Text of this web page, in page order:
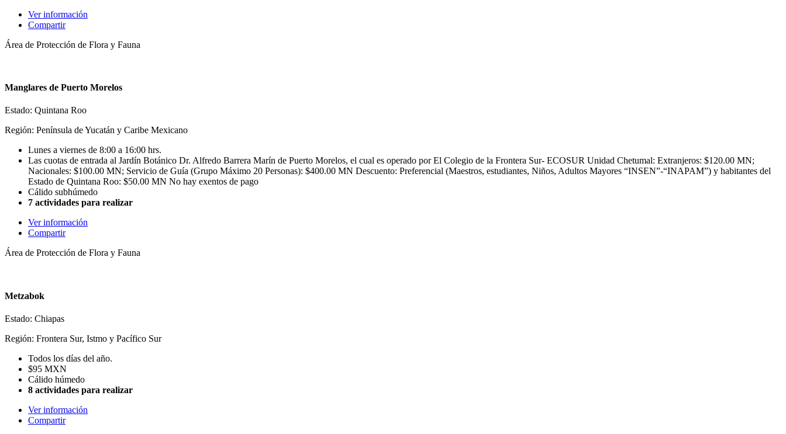
Ver información
Compartir
Área de Protección de Flora y Fauna
Manglares de Puerto Morelos
Estado: Quintana Roo
Región: Península de Yucatán y Caribe Mexicano
Lunes a viernes de 8:00 a 16:00 hrs.
Las cuotas de entrada al Jardín Botánico Dr. Alfredo Barrera Marín de Puerto Morelos, el cual es operado por El Colegio de la Frontera Sur- ECOSUR Unidad Chetumal: Extranjeros: $120.00 MN;
Nacionales: $100.00 MN; Servicio de Guía (Grupo Máximo 20 Personas): $400.00 MN Descuento: Preferencial (Maestros, estudiantes, Niños, Adultos Mayores “INSEN”-“INAPAM”) y habitantes del
Estado de Quintana Roo: $50.00 MN No hay exentos de pago
Cálido subhúmedo
7 actividades para realizar
Ver información
Compartir
Área de Protección de Flora y Fauna
Metzabok
Estado: Chiapas
Región: Frontera Sur, Istmo y Pacífico Sur
Todos los días del año.
$95 MXN
Cálido húmedo
8 actividades para realizar
Ver información
Compartir